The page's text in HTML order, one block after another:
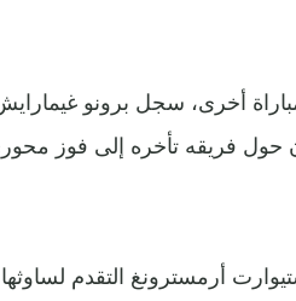
أخرى، سجل برونو
أرمسترونغ التقدم